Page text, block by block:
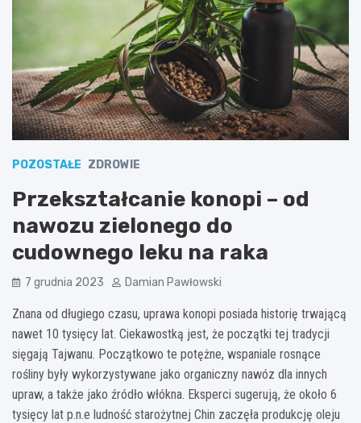
POZOSTAŁE ZDROWIE
Przekształcanie konopi – od
nawozu zielonego do
cudownego leku na raka
7 grudnia 2023 Damian Pawłowski
Znana od długiego czasu, uprawa konopi posiada historię trwającą
nawet 10 tysięcy lat. Ciekawostką jest, że początki tej tradycji
sięgają Tajwanu. Początkowo te potężne, wspaniale rosnące
rośliny były wykorzystywane jako organiczny nawóz dla innych
upraw, a także jako źródło włókna. Eksperci sugerują, że około 6
tysięcy lat p.n.e ludność starożytnej Chin zaczęła produkcję oleju